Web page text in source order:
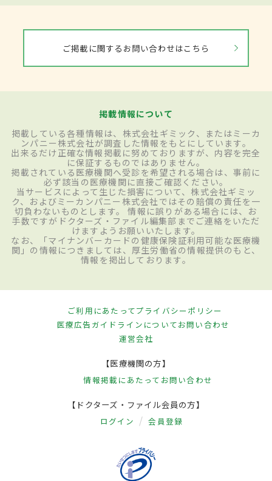
ご掲載に関するお問い合わせはこちら
掲載情報について
掲載している各種情報は、株式会社ギミック、またはミーカ
ンパニー株式会社が調査した情報をもとにしています。
出来るだけ正確な情報掲載に努めておりますが、内容を完全
に保証するものではありません。
掲載されている医療機関へ受診を希望される場合は、事前に
必ず該当の医療機関に直接ご確認ください。
当サービスによって生じた損害について、株式会社ギミッ
ク、およびミーカンパニー株式会社ではその賠償の責任を一
切負わないものとします。 情報に誤りがある場合には、お
手数ですがドクターズ・ファイル編集部までご連絡をいただ
けますようお願いいたします。
なお、「マイナンバーカードの健康保険証利用可能な医療機
関」の情報につきましては、厚生労働省の情報提供のもと、
情報を掲出しております。
ご利用にあたってプライバシーポリシー
医療広告ガイドラインについてお問い合わせ
運営会社
【医療機関の方】
情報掲載にあたって お問い合わせ
【ドクターズ・ファイル会員の方】
ログイン 会員登録